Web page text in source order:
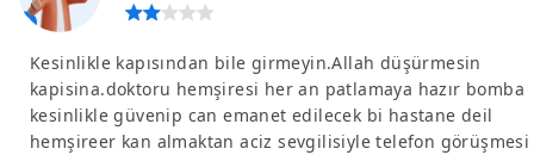
Kesinlikle kapısından bile girmeyin.Allah düşürmesin
kapisina.doktoru hemşiresi her an patlamaya hazır bomba
kesinlikle güvenip can emanet edilecek bi hastane deil
hemşireer kan almaktan aciz sevgilisiyle telefon görüşmesi